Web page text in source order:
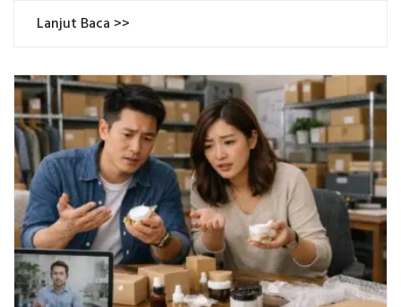
Lanjut Baca >>